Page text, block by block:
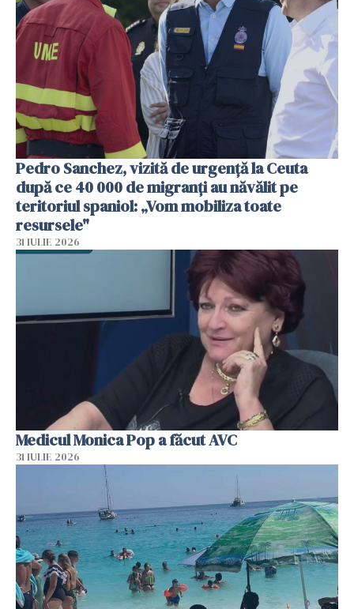
Pedro Sanchez, vizită de urgență la Ceuta
după ce 40 000 de migranți au năvălit pe
teritoriul spaniol: „Vom mobiliza toate
resursele"
31 IULIE 2026
Medicul Monica Pop a făcut AVC
31 IULIE 2026